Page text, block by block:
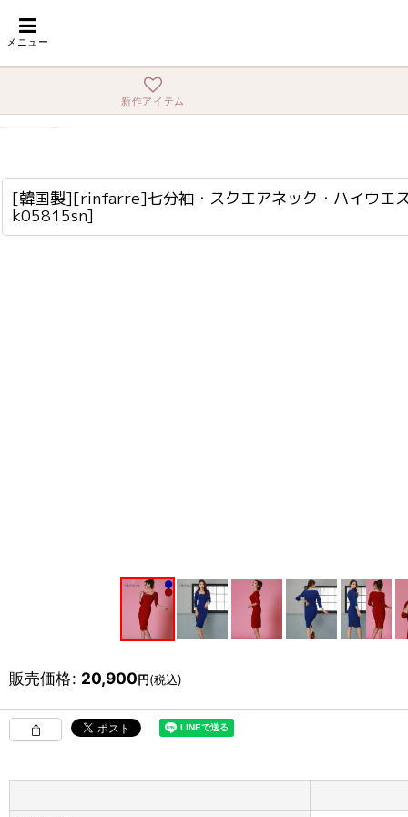
メニュー
新作アイテム
ホーム
[韓国製][rinfarre]七分袖・スクエアネック・ハイウエ
k05815sn]
販売価格: 20,900円(税込)